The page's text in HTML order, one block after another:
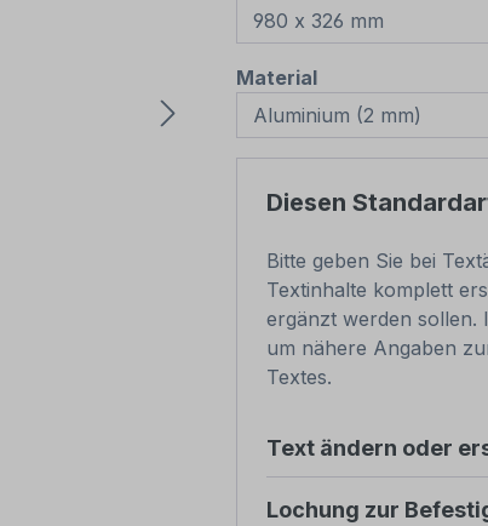
Materialauswählen
Diesen
Bitte geben Sie bei
Textinhalte komplett
ergänzt werden sollen.
um nähere Angaben
Textes.
Text ändern oder
Lochung zur